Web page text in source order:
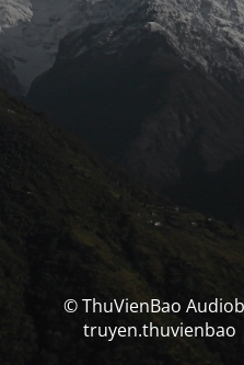
© ThuVienBao
truyen.thuvienbao